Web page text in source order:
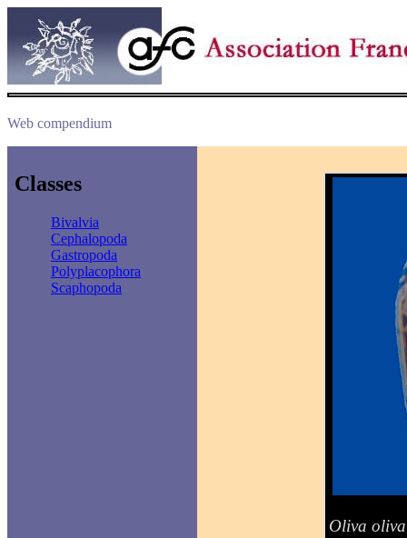
Web compendium
Classes
Bivalvia
Cephalopoda
Gastropoda
Polyplacophora
Scaphopoda
Oliva